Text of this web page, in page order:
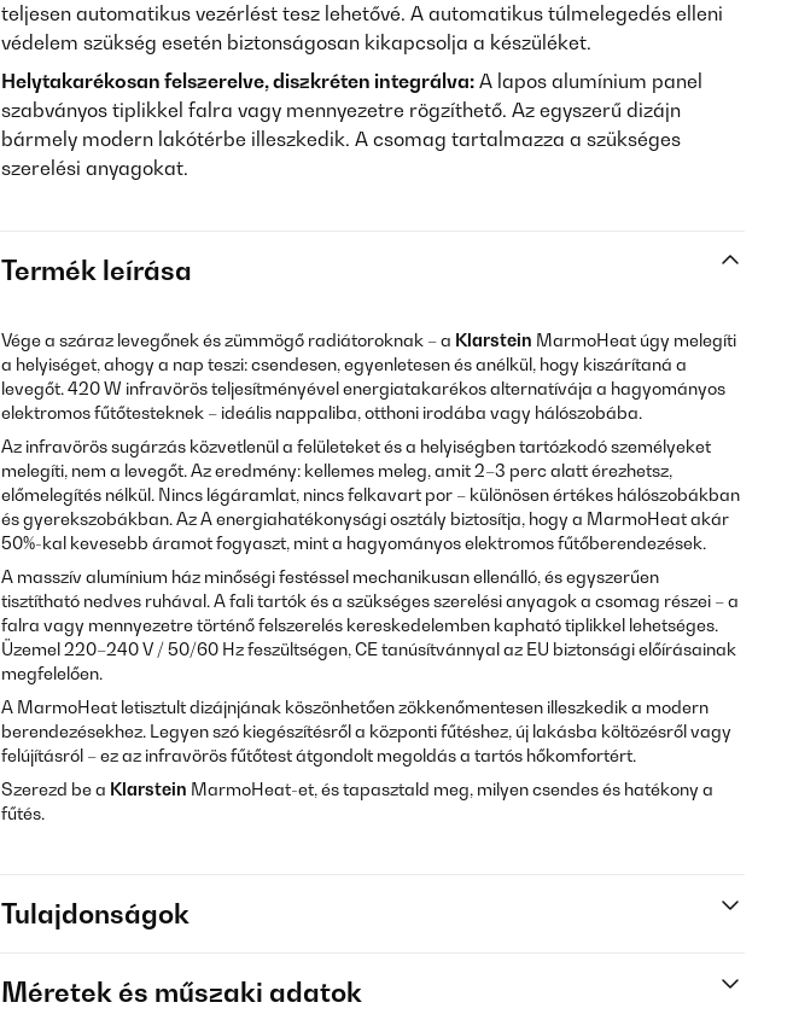
teljesen automatikus vezérlést tesz lehetővé. A automatikus túlmelegedés elleni
védelem szükség esetén biztonságosan kikapcsolja a készüléket.
Helytakarékosan felszerelve, diszkréten integrálva: A lapos alumínium panel
szabványos tiplikkel falra vagy mennyezetre rögzíthető. Az egyszerű dizájn
bármely modern lakótérbe illeszkedik. A csomag tartalmazza a szükséges
szerelési anyagokat.
Termék leírása
Vége a száraz levegőnek és zümmögő radiátoroknak – a Klarstein MarmoHeat úgy melegíti
a helyiséget, ahogy a nap teszi: csendesen, egyenletesen és anélkül, hogy kiszárítaná a
levegőt. 420 W infravörös teljesítményével energiatakarékos alternatívája a hagyományos
elektromos fűtőtesteknek – ideális nappaliba, otthoni irodába vagy hálószobába.
Az infravörös sugárzás közvetlenül a felületeket és a helyiségben tartózkodó személyeket
melegíti, nem a levegőt. Az eredmény: kellemes meleg, amit 2–3 perc alatt érezhetsz,
előmelegítés nélkül. Nincs légáramlat, nincs felkavart por – különösen értékes hálószobákban
és gyerekszobákban. Az A energiahatékonysági osztály biztosítja, hogy a MarmoHeat akár
50%-kal kevesebb áramot fogyaszt, mint a hagyományos elektromos fűtőberendezések.
A masszív alumínium ház minőségi festéssel mechanikusan ellenálló, és egyszerűen
tisztítható nedves ruhával. A fali tartók és a szükséges szerelési anyagok a csomag részei – a
falra vagy mennyezetre történő felszerelés kereskedelemben kapható tiplikkel lehetséges.
Üzemel 220–240 V / 50/60 Hz feszültségen, CE tanúsítvánnyal az EU biztonsági előírásainak
megfelelően.
A MarmoHeat letisztult dizájnjának köszönhetően zökkenőmentesen illeszkedik a modern
berendezésekhez. Legyen szó kiegészítésről a központi fűtéshez, új lakásba költözésről vagy
felújításról – ez az infravörös fűtőtest átgondolt megoldás a tartós hőkomfortért.
Szerezd be a Klarstein MarmoHeat-et, és tapasztald meg, milyen csendes és hatékony a
fűtés.
Tulajdonságok
Méretek és műszaki adatok